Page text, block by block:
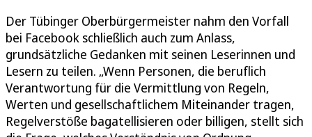
Der Tübinger Oberbürgermeister nahm den Vorfall
bei Facebook schließlich auch zum Anlass,
grundsätzliche Gedanken mit seinen Leserinnen und
Lesern zu teilen. „Wenn Personen, die beruflich
Verantwortung für die Vermittlung von Regeln,
Werten und gesellschaftlichem Miteinander tragen,
Regelverstöße bagatellisieren oder billigen, stellt sich